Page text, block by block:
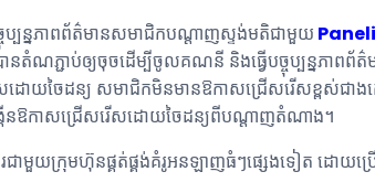
ចុប្បន្នភាពព័ត៌មានសមាជិកបណ្តាញស្ទង់មតិជាមួយ
ភ្ជាប់ឲ្យចុចដើម្បីចូលគណនី និងធ្វើបច្ចុប្បន្នភាពព័ត៌មា
ោយចៃដន្យ សមាជិកមិនមានឱកាសជ្រើសរើសខ្ពស់ជាង
កើនឱកាសជ្រើសរើសដោយចៃដន្យពីបណ្តាញតំណាង។
រជាមួយក្រុមហ៊ុនផ្គត់ផ្គង់គំរូអនឡាញធំៗផ្សេងទៀត ដោយប្